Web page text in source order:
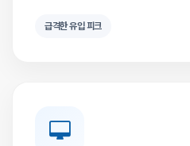
급격한 유입 피크